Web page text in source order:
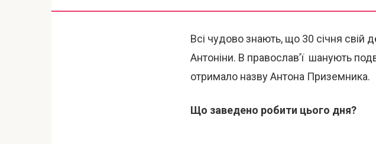
Всі чудово знають, що 30 січня свій
Антоніни. В православ’ї шанують
отримало назву Антона Приземника.
Що заведено робити цього дня?